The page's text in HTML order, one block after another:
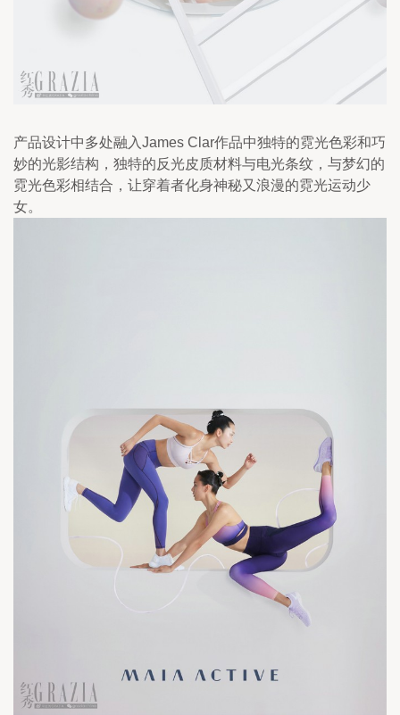
产品设计中多处融入James Clar作品中独特的霓光色彩和巧
妙的光影结构，独特的反光皮质材料与电光条纹，与梦幻的
霓光色彩相结合，让穿着者化身神秘又浪漫的霓光运动少
女。